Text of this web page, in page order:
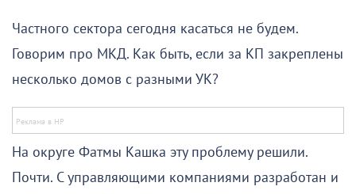
Частного сектора сегодня касаться не будем.
Говорим про МКД. Как быть, если за КП закреплены
несколько домов с разными УК?
На округе Фатмы Кашка эту проблему решили.
Почти. С управляющими компаниями разработан и